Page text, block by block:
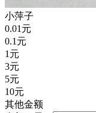
小萍子
0.01 元
0.1 元
1 元
3元
5元
10元
其他金额